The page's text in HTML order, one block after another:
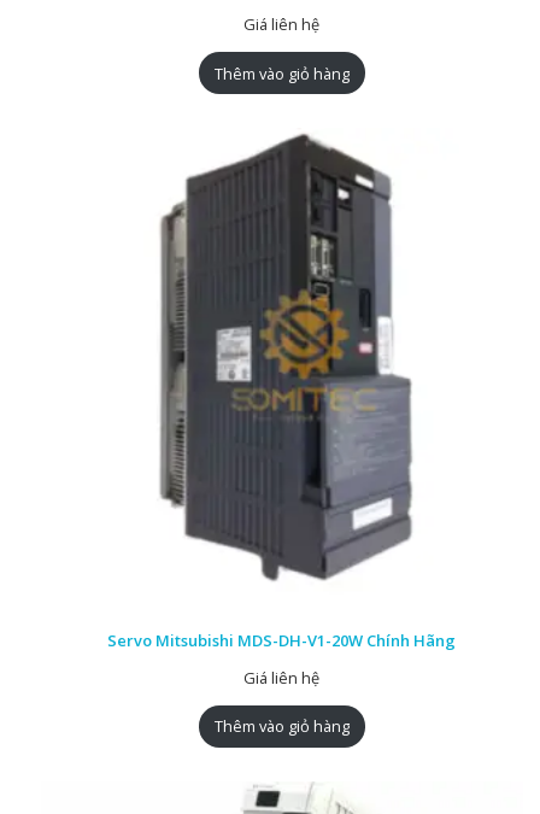
Giá liên hệ
Thêm vào giỏ hàng
Servo Mitsubishi MDS-DH-V1-20W Chính Hãng
Giá liên hệ
Thêm vào giỏ hàng